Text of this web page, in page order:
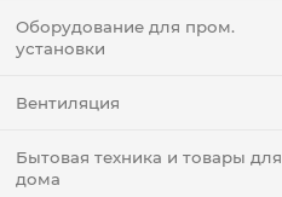
Оборудование для пром.
установки
Вентиляция
Бытовая техника и товары для
дома